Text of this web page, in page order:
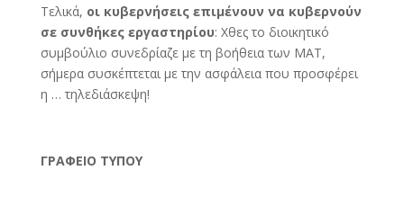
Τελικά, οι κυβερνήσεις επιμένουν να κυβερνούν
σε συνθήκες εργαστηρίου: Χθες το διοικητικό
συμβούλιο συνεδρίαζε με τη βοήθεια των ΜΑΤ,
σήμερα συσκέπτεται με την ασφάλεια που προσφέρει
η … τηλεδιάσκεψη!
ΓΡΑΦΕΙΟ ΤΥΠΟΥ